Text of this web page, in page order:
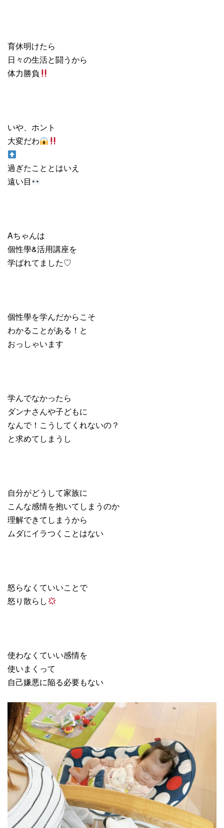
育休明けたら
日々の生活と闘うから
体力勝負
いや、ホント
大変だわ
過ぎたこととはいえ
遠い目
Aちゃんは
個性學&活用講座を
学ばれてました♡
個性學を学んだからこそ
わかることがある！と
おっしゃいます
学んでなかったら
ダンナさんや子どもに
なんで！こうしてくれないの？
と求めてしまうし
自分がどうして家族に
こんな感情を抱いてしまうのか
理解できてしまうから
ムダにイラつくことはない
怒らなくていいことで
怒り散らし
使わなくていい感情を
使いまくって
自己嫌悪に陥る必要もない